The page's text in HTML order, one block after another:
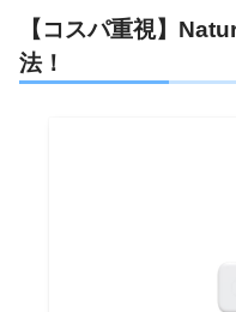
【コスパ重視】
法！